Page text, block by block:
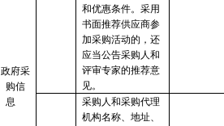
政府采
购信
息
和优惠条件。采用
书面推荐供应商参
加采购活动的，还
应当公告采购人和
评审专家的推荐意
见。
采购人和采购代理
机构名称、地址、